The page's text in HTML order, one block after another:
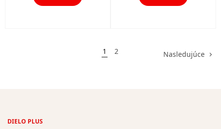
1 2 Nasledujúce
DIELO PLUS